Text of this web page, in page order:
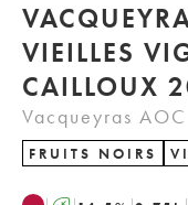
VIEILLES
Vacqueyras AOC
FRUITS NOIRS